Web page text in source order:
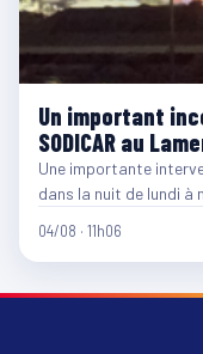
Un important
SODICAR au
Une importante
dans la nuit de lundi à
04/08 · 11h06